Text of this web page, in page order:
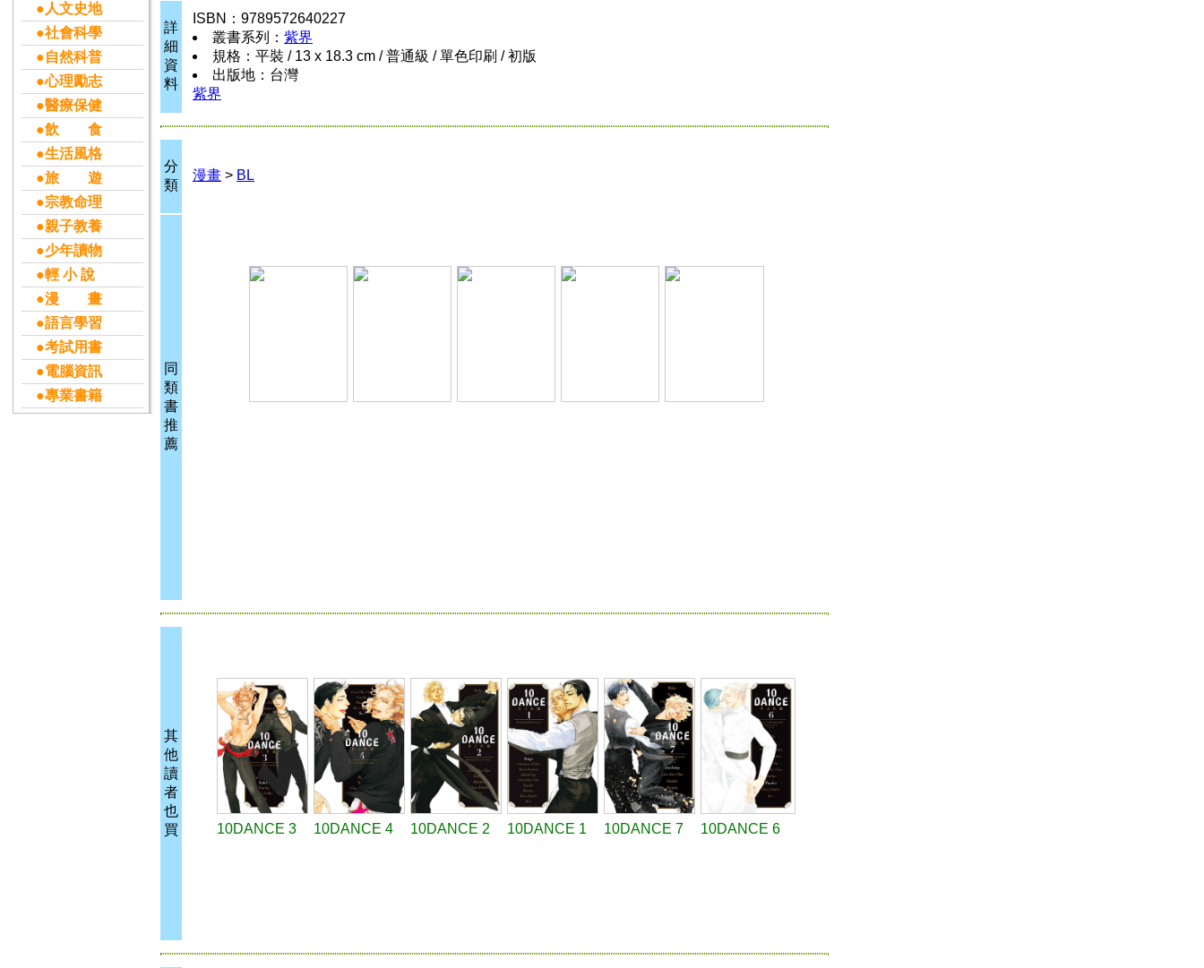
●人文史地
●社會科學
●自然科普
●心理勵志
●醫療保健
●飲 食
●生活風格
●旅 遊
●宗教命理
●親子教養
●少年讀物
●輕 小 說
●漫 畫
●語言學習
●考試用書
●電腦資訊
●專業書籍
詳
細
資
料
ISBN：9789572640227
叢書系列： 紫界
規格：平裝 / 13 x 18.3 cm / 普通級 / 單色印刷 / 初版
出版地：台灣
紫界
分
類
漫畫 > BL
同
類
書
推
薦
其
他
讀
者
也
買
10DANCE 3 10DANCE 4 10DANCE 2 10DANCE 1 10DANCE 7 10DANCE 6